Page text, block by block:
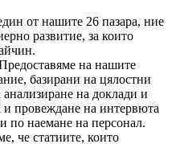
от нашите 26 пазара, ние
развитие, за които
на нашите
базирани на цялостни
на доклади и
и провеждане на интервюта
по наемане на персонал.
че статиите, които